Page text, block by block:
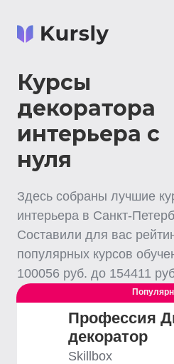
Курсы
декоратора
интерьера с
нуля
Здесь собраны лучшие
интерьера в Санкт-
Составили для вас
популярных курсов
100056 руб. до 154411
Профессия
декоратор
Skillbox